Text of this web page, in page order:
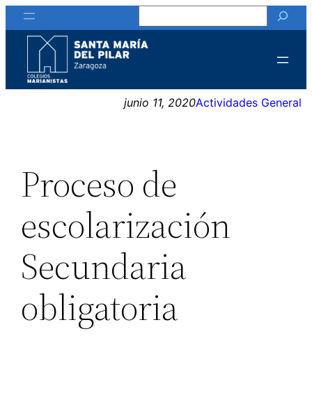
Saltar
al
contenido
junio 11, 2020Actividades General
Proceso de
escolarización
Secundaria
obligatoria